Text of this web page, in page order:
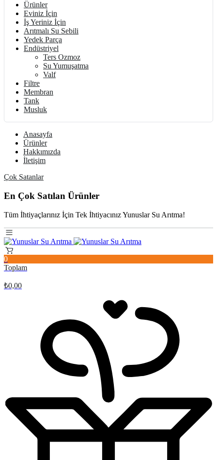
Ürünler
Eviniz İçin
İş Yeriniz İçin
Arıtmalı Su Sebili
Yedek Parça
Endüstriyel
Ters Ozmoz
Su Yumuşatma
Valf
Filtre
Membran
Tank
Musluk
Anasayfa
Ürünler
Hakkımızda
İletişim
Çok Satanlar
En Çok Satılan Ürünler
Tüm İhtiyaçlarınız İçin Tek İhtiyacınız Yunuslar Su Arıtma!
0
Toplam
₺0,00